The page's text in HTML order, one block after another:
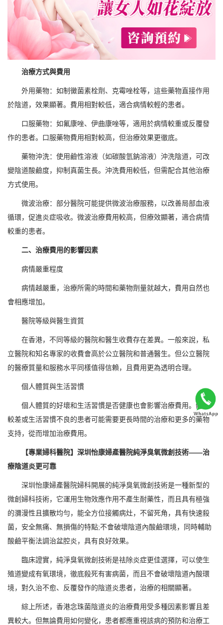
治療方式與費用
外用藥物：如制黴菌素栓劑、克霉唑栓等，這些藥物直接作用
於陰道，效果顯著。費用相對較低，適合病情較輕的患者。
口服藥物：如氟康唑、伊曲康唑等，適用於病情較重或反覆發
作的患者。口服藥物費用相對較高，但治療效果更徹底。
藥物沖洗：使用鹼性溶液（如碳酸氫鈉溶液）沖洗陰道，可改
變陰道酸鹼度，抑制真菌生長。沖洗費用較低，但需配合其他治療
方式使用。
微波治療：部分醫院可能提供微波治療服務，以改善局部血液
循環，促進炎症吸收。微波治療費用較高，但療效顯著，適合病情
較重的患者。
二、治療費用的影響因素
病情嚴重程度
病情越嚴重，治療所需的時間和藥物劑量就越大，費用自然也
會相應增加。
醫院等級與醫生資質
在香港，不同等級的醫院和醫生收費存在差異。一般來說，私
立醫院和知名專家的收費會高於公立醫院和普通醫生。但公立醫院
的醫療質量和服務水平同樣值得信賴，且費用更為透明合理。
個人體質與生活習慣
個人體質的好壞和生活習慣是否健康也會影響治療費用。體質
較差或生活習慣不良的患者可能需要更長時間的治療和更多的藥物
支持，從而增加治療費用。
【專業婦科醫院】深圳怡康婦產醫院純淨臭氧微創技術——治
療陰道炎更可靠
深圳怡康婦產醫院婦科開展的純淨臭氧微創技術是一種新型的
微創婦科技術，它運用生物效應作用不產生耐藥性，而且具有極強
的瀰漫性且擴散均勻，能全方位接觸病灶，不留死角，具有快速殺
菌，安全無痛、無損傷的特點;不會破壞陰道內酸鹼環境，同時輔助
酸鹼平衡法調治盆腔炎，具有良好效果。
臨床證實，純淨臭氧微創技術是祛除炎症更佳選擇，可以使生
殖道變成有氧環境，徹底殺死有害病菌，而且不會破壞陰道內酸環
境，對久治不愈、反覆發作的陰道炎患者，治療的相關顯著。
綜上所述，香港念珠菌陰道炎的治療費用受多種因素影響且差
異較大。但無論費用如何變化，患者都應重視該病的預防和治療工